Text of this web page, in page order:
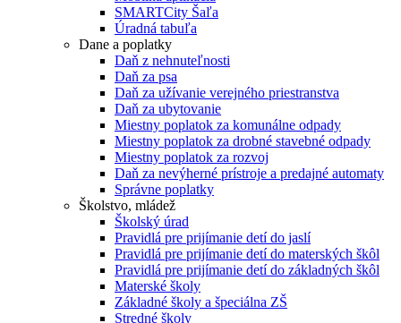
SMARTCity Šaľa
Úradná tabuľa
Dane a poplatky
Daň z nehnuteľnosti
Daň za psa
Daň za užívanie verejného priestranstva
Daň za ubytovanie
Miestny poplatok za komunálne odpady
Miestny poplatok za drobné stavebné odpady
Miestny poplatok za rozvoj
Daň za nevýherné prístroje a predajné automaty
Správne poplatky
Školstvo, mládež
Školský úrad
Pravidlá pre prijímanie detí do jaslí
Pravidlá pre prijímanie detí do materských škôl
Pravidlá pre prijímanie detí do základných škôl
Materské školy
Základné školy a špeciálna ZŠ
Stredné školy